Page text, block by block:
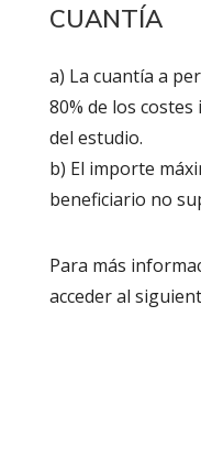
CUANTÍA
a) La cuantía a
80% de los
del estudio.
b) El importe
beneficiario no
Para más
acceder al